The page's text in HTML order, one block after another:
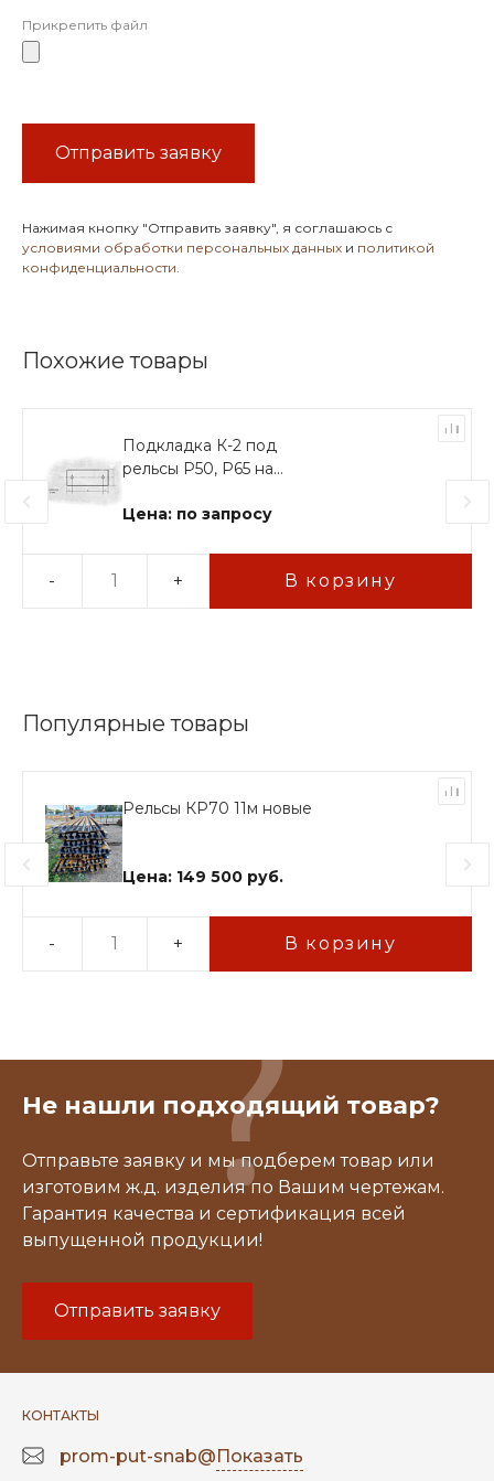
Прикрепить файл
Отправить заявку
Нажимая кнопку "Отправить заявку" , я соглашаюсь с
условиями обработки персональных данных и политикой
конфиденциальности
Похожие товары
Подкладка К-2 под
рельсы Р50, Р65 на
Цена: по запросу
- + В корзину
Популярные товары
Рельсы КР70 11м новые
Цена: 149 500 руб.
- + В корзину
Не нашли подходящий товар?
Отправьте заявку и мы подберем товар или
изготовим ж.д. изделия по Вашим чертежам.
Гарантия качества и сертификация всей
выпущенной продукции!
Отправить заявку
КОНТАКТЫ
prom-put-snab@Показать